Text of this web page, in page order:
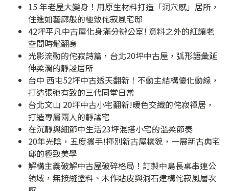
15 年老屋大變身！用原生材料打造「洞穴感」居所，
住進如藝廊般的極致侘寂風宅邸
42坪平凡中古屋化身滿分辦公室! 意料之外的紅讓老
空間時髦翻身
光影流動的侘寂詩篇，台北20坪中古屋，弧形語彙延
伸柔潤的靜謐居所
台中 西屯52坪中古透天翻新！不動主結構優化動線，
打造張弛有致的三代同堂日常
台北文山 20坪中古小宅翻新!暖色交織的侘寂禪居，
打造專屬兩人的靜謐宅
在沉靜與細節中生活23坪混搭小宅的溫柔節奏
20年光陰，五度攜手!揮別新古屋樣貌，一展新古典宅
邸的極致美學
解構主義破解中古屋破碎格局！訂製中島長桌串連公
領域，無接縫塗料、木作貼皮與洞石建構侘寂風層次